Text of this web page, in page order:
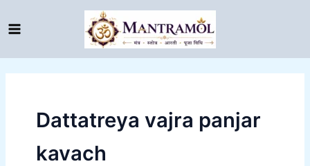
to
Dattatreya vajra panjar
kavach